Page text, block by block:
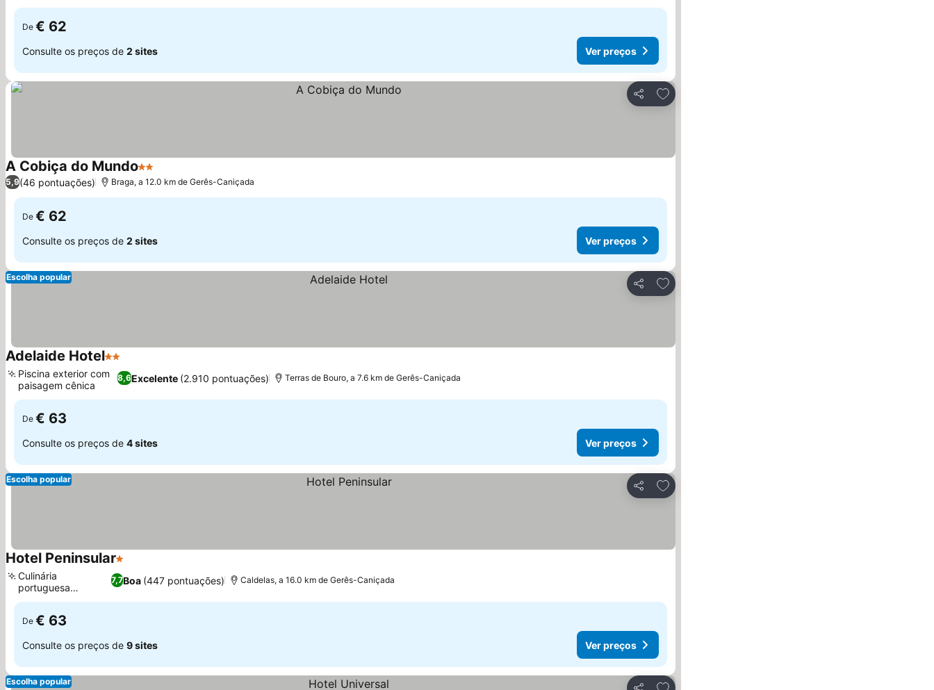
De € 62
Consulte os preços de 2 sites Ver preços
Partilhar
Adicionar aos favoritos
A Cobiça do Mundo2 Estrelas
5,9(46 pontuações) Braga, a 12.0 km de Gerês-Caniçada
De € 62
Consulte os preços de 2 sites Ver preços
Partilhar
Adicionar aos favoritos
Escolha popular
Adelaide Hotel2 Estrelas
8,6Excelente (2.910 pontuações)
Piscina exterior com
paisagem cênica
Terras de Bouro, a 7.6 km de Gerês-Caniçada
De € 63
Consulte os preços de 4 sites Ver preços
Partilhar
Adicionar aos favoritos
Escolha popular
Hotel Peninsular1 Estrelas
7,7Boa (447 pontuações)
Culinária
portuguesa
tradicional
Caldelas, a 16.0 km de Gerês-Caniçada
De € 63
Consulte os preços de 9 sites Ver preços
Adicionar aos favoritos
Escolha popular